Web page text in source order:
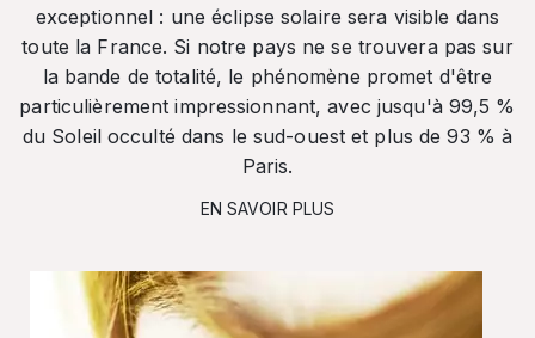
exceptionnel : une éclipse solaire sera visible dans
toute la France. Si notre pays ne se trouvera pas sur
la bande de totalité, le phénomène promet d'être
particulièrement impressionnant, avec jusqu'à 99,5 %
du Soleil occulté dans le sud-ouest et plus de 93 % à
Paris.
EN SAVOIR PLUS